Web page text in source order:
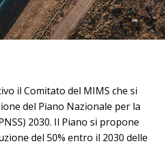
il Comitato del MIMS che si
del Piano Nazionale per la
2030. Il Piano si propone
del 50% entro il 2030 delle